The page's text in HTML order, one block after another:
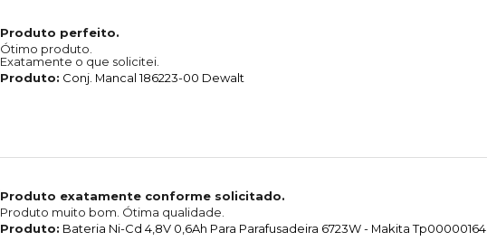
Produto perfeito.
Ótimo produto.
Exatamente o que solicitei.
Produto: Conj. Mancal 186223-00 Dewalt
Produto exatamente conforme solicitado.
Produto muito bom. Ótima qualidade.
Produto: Bateria Ni-Cd 4,8V 0,6Ah Para Parafusadeira 6723W - Makita Tp00000164